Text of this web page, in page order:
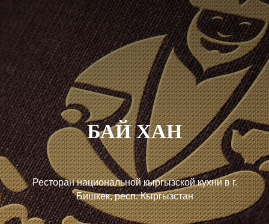
БАЙ ХАН
Ресторан национальной кыргызской кухни в г.
Бишкек, респ. Кыргызстан